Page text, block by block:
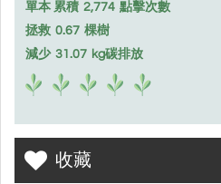
單本 累積 2,774 點擊次數
拯救 0.67 棵樹
減少 31.07 kg碳排放
收藏